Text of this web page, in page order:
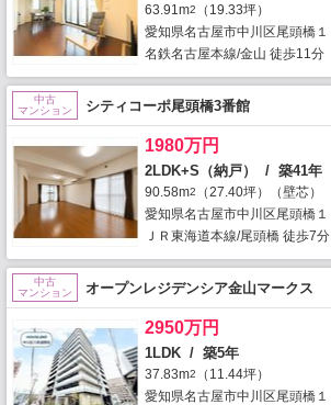
63.91m2
（19.33坪）
愛知県名古屋市中川区尾頭橋１
名鉄名古屋本線/金山 徒歩11分
中古
マンション
シティコーポ尾頭橋3番館
1980万円
2LDK+S（納戸） / 築41年
90.58m2
（27.40坪）（壁芯）
愛知県名古屋市中川区尾頭橋１
ＪＲ東海道本線/尾頭橋 徒歩7分
中古
マンション
オープンレジデンシア金山マークス
2950万円
1LDK / 築5年
37.83m2
（11.44坪）
愛知県名古屋市中川区尾頭橋１